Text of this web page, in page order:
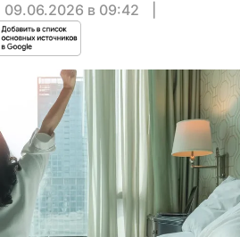
09.06.2026 в 09:42